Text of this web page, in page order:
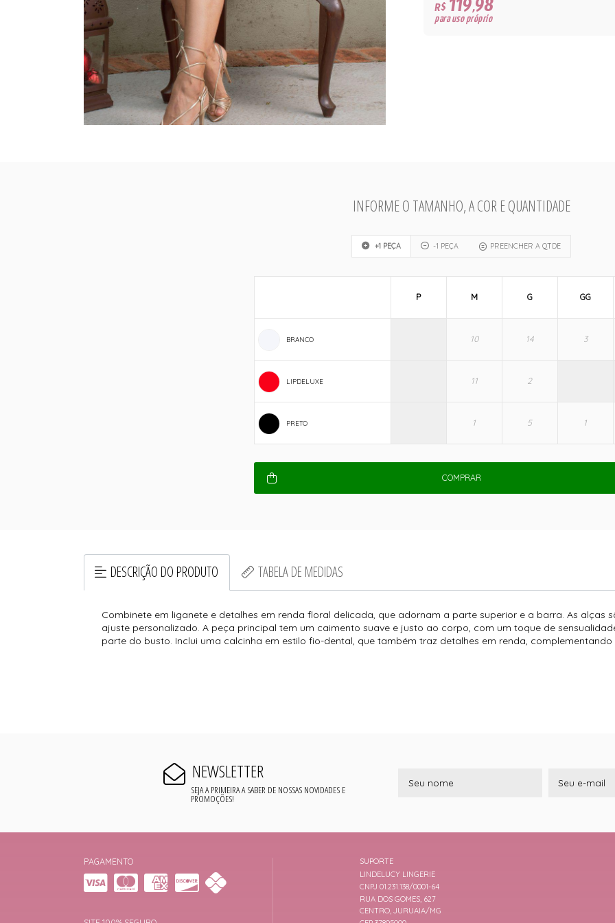
R$119,98
para uso próprio
INFORME O TAMANHO, A COR E QUANTIDADE
+1 PEÇA -1 PEÇA PREENCHER A QTDE
BRANCO
LIPDELUXE
PRETO
P M G GG
COMPRAR
DESCRIÇÃO DO PRODUTO TABELA DE MEDIDAS
Combinete em liganete e detalhes em renda floral delicada, que adornam a parte superior e a barra. As alças
ajuste personalizado. A peça principal tem um caimento suave e justo ao corpo, com um toque de
parte do busto. Inclui uma calcinha em estilo fio-dental, que também traz detalhes em renda,
NEWSLETTER
SEJA A PRIMEIRA A SABER DE NOSSAS NOVIDADES E
PROMOÇÕES!
PAGAMENTO
SUPORTE
LINDELUCY LINGERIE
CNPJ 01.231.138/0001-64
RUA DOS GOMES, 627
CENTRO, JURUAIA/MG